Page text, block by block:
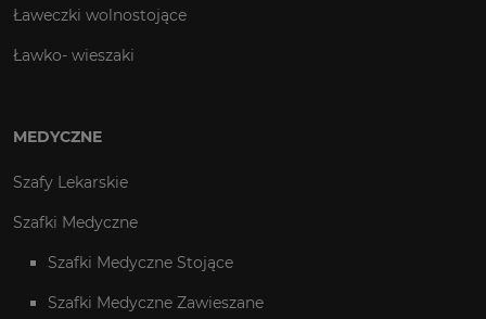
Ławeczki wolnostojące
Ławko- wieszaki
MEDYCZNE
Szafy Lekarskie
Szafki Medyczne
Szafki Medyczne Stojące
Szafki Medyczne Zawieszane